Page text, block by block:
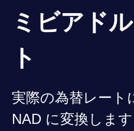
ミビアド
ト
実際の為替レート
NAD に変換します